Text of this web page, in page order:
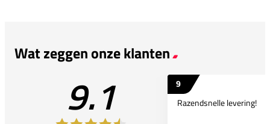
Wat zeggen onze klanten
9.1
9
Razendsnelle levering!